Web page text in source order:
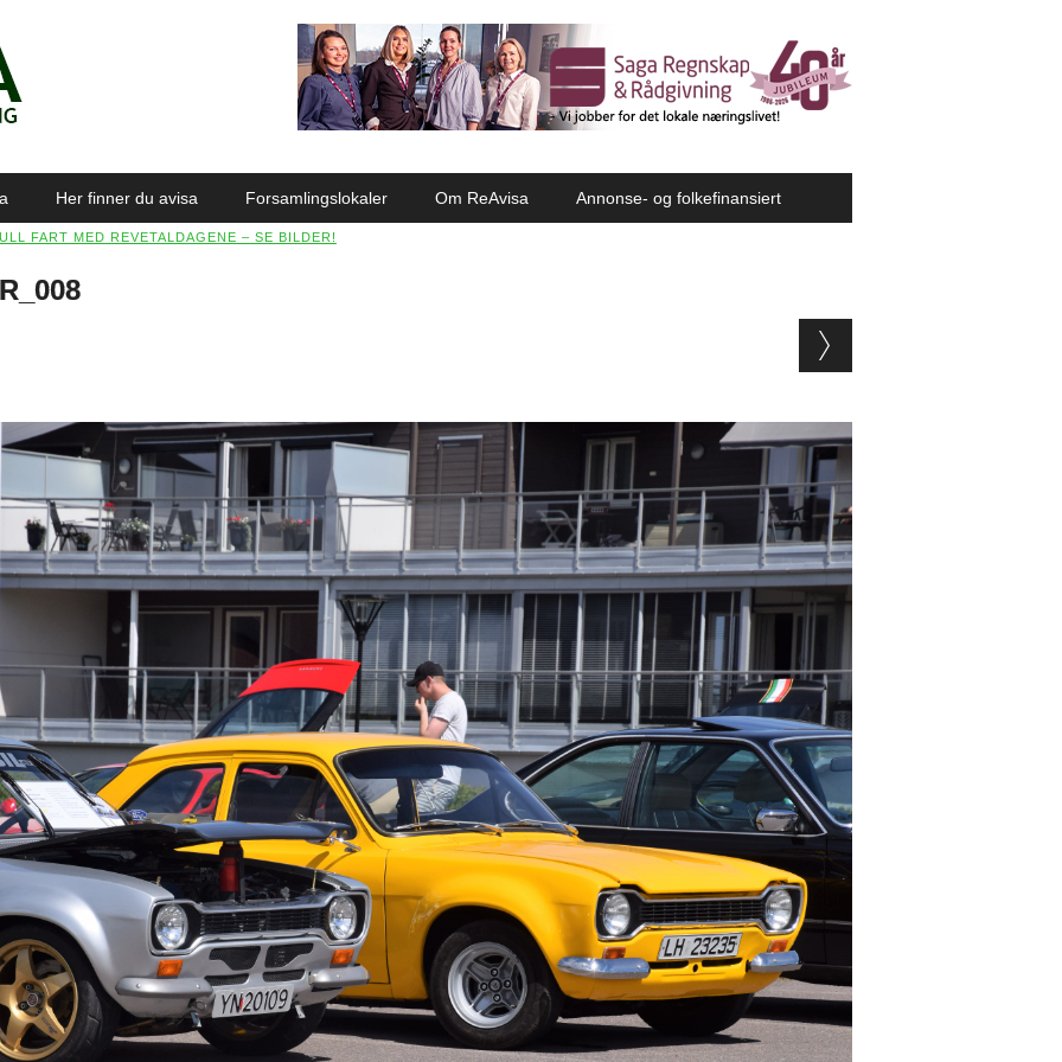
Her finner du avisa Forsamlingslokaler Om ReAvisa Annonse- og folkefinansiert
FART MED REVETALDAGENE – SE BILDER!